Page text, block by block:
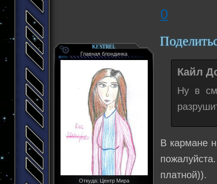
0
KESTREL
Главная блондинка
Откуда: Центр Мира
Кайл
Ну в
В кармане
платной)).